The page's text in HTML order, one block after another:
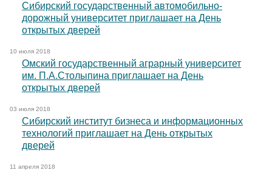
Сибирский государственный автомобильно-
дорожный университет приглашает на День
открытых дверей
10 июля 2018
Омский государственный аграрный университет
им. П.А.Столыпина приглашает на День
открытых дверей
03 июля 2018
Сибирский институт бизнеса и информационных
технологий приглашает на День открытых
дверей
11 апреля 2018